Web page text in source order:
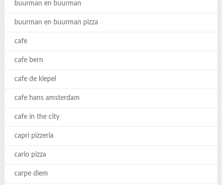
buurman en buurman
buurman en buurman pizza
cafe
cafe bern
cafe de klepel
cafe hans amsterdam
cafe in the city
capri pizzeria
carlo pizza
carpe diem